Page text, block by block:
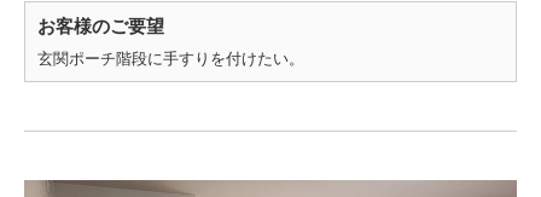
お客様のご要望
玄関ポーチ階段に手すりを付けたい。